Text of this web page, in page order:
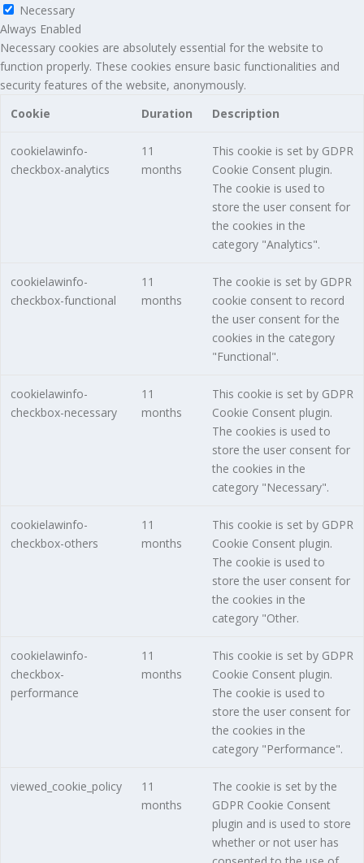
Necessary
Always Enabled
Necessary cookies are absolutely essential for the website to
function properly. These cookies ensure basic functionalities and
security features of the website, anonymously.
Cookie
Duration Description
cookielawinfo-
checkbox-analytics
11
months
This cookie is set by GDPR
Cookie Consent plugin.
The cookie is used to
store the user consent for
the cookies in the
category "Analytics".
cookielawinfo-
checkbox-functional
11
months
The cookie is set by GDPR
cookie consent to record
the user consent for the
cookies in the category
"Functional".
cookielawinfo-
checkbox-necessary
11
months
This cookie is set by GDPR
Cookie Consent plugin.
The cookies is used to
store the user consent for
the cookies in the
category "Necessary".
cookielawinfo-
checkbox-others
11
months
This cookie is set by GDPR
Cookie Consent plugin.
The cookie is used to
store the user consent for
the cookies in the
category "Other.
cookielawinfo-
checkbox-
performance
11
months
This cookie is set by GDPR
Cookie Consent plugin.
The cookie is used to
store the user consent for
the cookies in the
category "Performance".
viewed_cookie_policy
11
months
The cookie is set by the
GDPR Cookie Consent
plugin and is used to store
whether or not user has